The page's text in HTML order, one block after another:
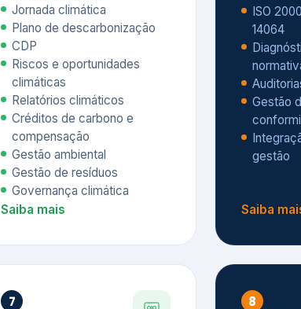
Jornada climática
Plano de descarbonização
CDP
Riscos e oportunidades
climáticas
Relatórios climáticos
Créditos de carbono e
compensação
Gestão ambiental
Gestão de resíduos
Governança climática
Saiba mais
ISO
14064
Gestão
gestão
Saiba
7 8